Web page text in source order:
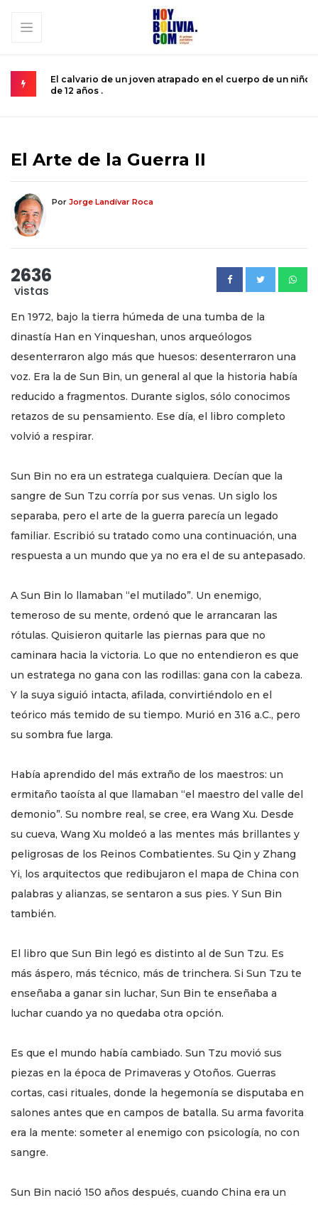
El calvario de un joven atrapado en el cuerpo de un niño
de 12 años .
El Arte de la Guerra II
Por Jorge Landívar Roca
2636
vistas
En 1972, bajo la tierra húmeda de una tumba de la
dinastía Han en Yinqueshan, unos arqueólogos
desenterraron algo más que huesos: desenterraron una
voz. Era la de Sun Bin, un general al que la historia había
reducido a fragmentos. Durante siglos, sólo conocimos
retazos de su pensamiento. Ese día, el libro completo
volvió a respirar.
Sun Bin no era un estratega cualquiera. Decían que la
sangre de Sun Tzu corría por sus venas. Un siglo los
separaba, pero el arte de la guerra parecía un legado
familiar. Escribió su tratado como una continuación, una
respuesta a un mundo que ya no era el de su antepasado.
A Sun Bin lo llamaban “el mutilado”. Un enemigo,
temeroso de su mente, ordenó que le arrancaran las
rótulas. Quisieron quitarle las piernas para que no
caminara hacia la victoria. Lo que no entendieron es que
un estratega no gana con las rodillas: gana con la cabeza.
Y la suya siguió intacta, afilada, convirtiéndolo en el
teórico más temido de su tiempo. Murió en 316 a.C., pero
su sombra fue larga.
Había aprendido del más extraño de los maestros: un
ermitaño taoísta al que llamaban “el maestro del valle del
demonio”. Su nombre real, se cree, era Wang Xu. Desde
su cueva, Wang Xu moldeó a las mentes más brillantes y
peligrosas de los Reinos Combatientes. Su Qin y Zhang
Yi, los arquitectos que redibujaron el mapa de China con
palabras y alianzas, se sentaron a sus pies. Y Sun Bin
también.
El libro que Sun Bin legó es distinto al de Sun Tzu. Es
más áspero, más técnico, más de trinchera. Si Sun Tzu te
enseñaba a ganar sin luchar, Sun Bin te enseñaba a
luchar cuando ya no quedaba otra opción.
Es que el mundo había cambiado. Sun Tzu movió sus
piezas en la época de Primaveras y Otoños. Guerras
cortas, casi rituales, donde la hegemonía se disputaba en
salones antes que en campos de batalla. Su arma favorita
era la mente: someter al enemigo con psicología, no con
sangre.
Sun Bin nació 150 años después, cuando China era un